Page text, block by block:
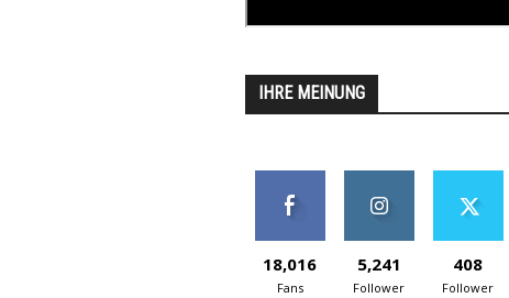
IHRE MEINUNG
18,016
Fans
5,241
Follower
408
Follower